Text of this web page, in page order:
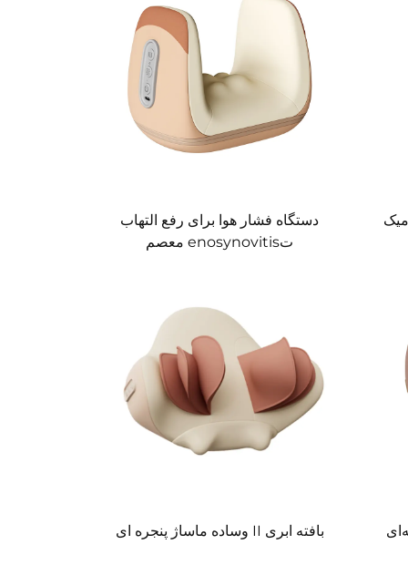
دستگاه فشار هوا برای رفع التهاب
تenosynovitis معصم
بافته ابری II وساده ماساژ پنجره ای